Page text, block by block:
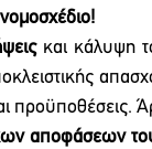
και κάλυψη
προϋποθέσεις.
αποφάσεων